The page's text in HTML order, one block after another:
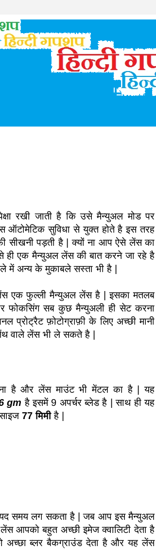
रखी जाती है कि उसे मैन्युअल मोड पर
ऑटोमेटिक सुविधा से युक्त होते है इस तरह
सीखनी पड़ती है | क्यों ना आप ऐसे लेंस का
ही एक मैन्युअल लेंस की बात करने जा रहे है
में अन्य के मुकाबले सस्ता भी है |
एक फुल्ली मैन्युअल लेंस है | इसका मतलब
फोकसिंग सब कुछ मैन्युअली ही सेट करना
प्रोट्रैट फ़ोटोग्राफ़ी के लिए अच्छी मानी
वाले लेंस भी ले सकते है |
है और लेंस माउंट भी मेंटल का है | यह
gm है इसमें 9 अपर्चर ब्लेड है | साथ ही यह
77 मिमीहै |
समय लग सकता है | जब आप इस मैन्युअल
आपको बहुत अच्छी इमेज क्वालिटी देता है
अच्छा ब्लर बैकग्राउंड देता है और यह लेंस